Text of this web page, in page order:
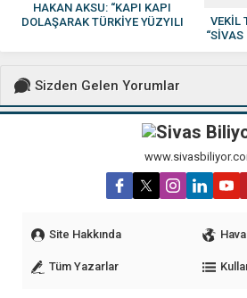
HAKAN AKSU: “KAPI KAPI
DOLAŞARAK TÜRKİYE YÜZYILI
VEKİL
Sizden Gelen Yorumlar
Site Hakkında
Tüm Yazarlar